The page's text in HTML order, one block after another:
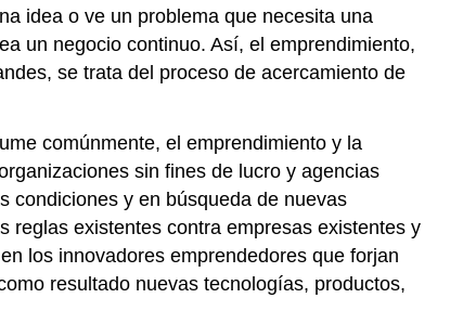
idea o ve un problema que necesita una
un negocio continuo. Así, el emprendimiento,
se trata del proceso de acercamiento de
comúnmente, el emprendimiento y la
sin fines de lucro y agencias
condiciones y en búsqueda de nuevas
reglas existentes contra empresas existentes y
los innovadores emprendedores que forjan
resultado nuevas tecnologías, productos,